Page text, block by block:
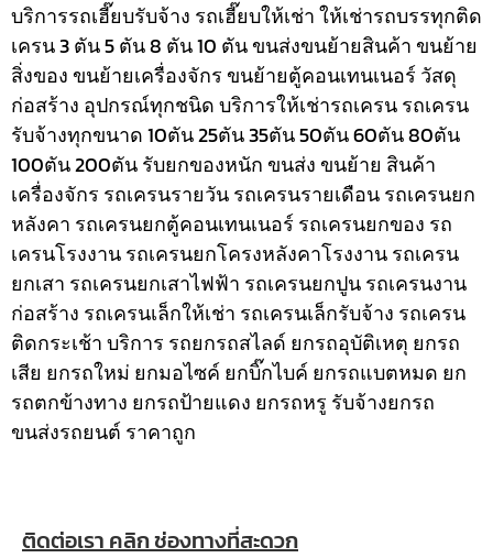
บริการรถเฮี๊ยบรับจ้าง รถเฮี๊ยบให้เช่า ให้เช่ารถบรรทุกติด
เครน 3 ตัน 5 ตัน 8 ตัน 10 ตัน ขนส่งขนย้ายสินค้า ขนย้าย
สิ่งของ ขนย้ายเครื่องจักร ขนย้ายตู้คอนเทนเนอร์ วัสดุ
ก่อสร้าง อุปกรณ์ทุกชนิดบริการให้เช่ารถเครน รถเครน
รับจ้างทุกขนาด 10ตัน 25ตัน 35ตัน 50ตัน 60ตัน 80ตัน
100ตัน 200ตัน รับยกของหนัก ขนส่ง ขนย้าย สินค้า
เครื่องจักร รถเครนรายวัน รถเครนรายเดือน รถเครนยก
หลังคา รถเครนยกตู้คอนเทนเนอร์ รถเครนยกของ รถ
เครนโรงงาน รถเครนยกโครงหลังคาโรงงาน รถเครน
ยกเสา รถเครนยกเสาไฟฟ้า รถเครนยกปูน รถเครนงาน
ก่อสร้าง รถเครนเล็กให้เช่า รถเครนเล็กรับจ้าง รถเครน
ติดกระเช้าบริการ รถยกรถสไลด์ ยกรถอุบัติเหตุ ยกรถ
เสีย ยกรถใหม่ ยกมอไซค์ ยกบิ๊กไบค์ ยกรถแบตหมด ยก
รถตกข้างทาง ยกรถป้ายแดง ยกรถหรู รับจ้างยกรถ
ขนส่งรถยนต์ ราคาถูก
ติดต่อเรา คลิก ช่องทางที่สะดวก